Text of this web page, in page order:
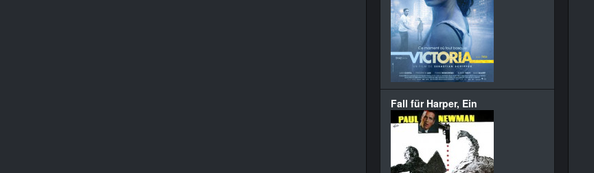
Fall für Harper, Ein